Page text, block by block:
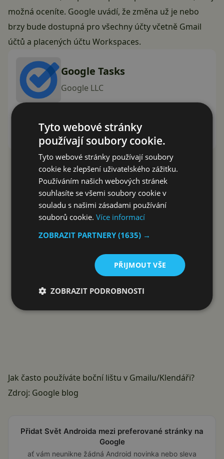
možná oceníte. Google uvádí, že změna už je nebo
brzy bude dostupná pro všechny účty včetně Gmail
účtů a placených účtu Workspaces.
Google Tasks
Google LLC
Instalovat (Free)
Google Play
Reklama
Jak často používáte boční lištu v Gmailu/Klendáři?
Zdroj: Google blog
Přidat Svět Androida mezi preferované stránky na
Google
ať vám neunikne žádná Android novinka nebo sleva
Tyto webové stránky
používají soubory cookie.
Tyto webové stránky používají soubory
cookie ke zlepšení uživatelského zážitku.
Používáním našich webových stránek
souhlasíte se všemi soubory cookie v
souladu s našimi zásadami používání
souborů cookie.Více informací
ZOBRAZIT PARTNERY(1635) →
PŘIJMOUT VŠE
ZOBRAZIT PODROBNOSTI